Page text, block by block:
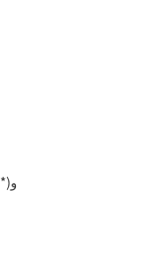
ばくだん焼き初日行く予定でっす٩(ˊᗜˋ*)و